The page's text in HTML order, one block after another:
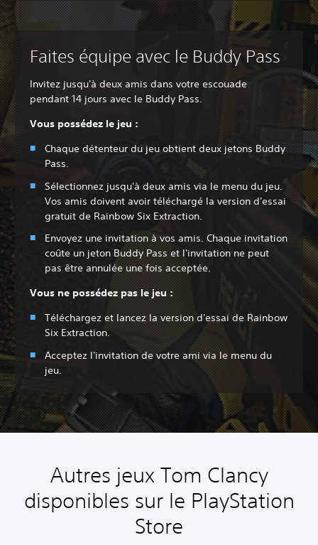
Faites équipe avec le Buddy Pass
Invitez jusqu'à deux amis dans votre escouade
pendant 14 jours avec le Buddy Pass.
Vous possédez le jeu :
Chaque détenteur du jeu obtient deux jetons Buddy
Pass.
Sélectionnez jusqu'à deux amis via le menu du jeu.
Vos amis doivent avoir téléchargé la version d'essai
gratuit de Rainbow Six Extraction.
Envoyez une invitation à vos amis. Chaque invitation
coûte un jeton Buddy Pass et l'invitation ne peut
pas être annulée une fois acceptée.
Vous ne possédez pas le jeu :
Téléchargez et lancez la version d'essai de Rainbow
Six Extraction.
Acceptez l'invitation de votre ami via le menu du
jeu.
Autres jeux Tom Clancy
disponibles sur le PlayStation
Store